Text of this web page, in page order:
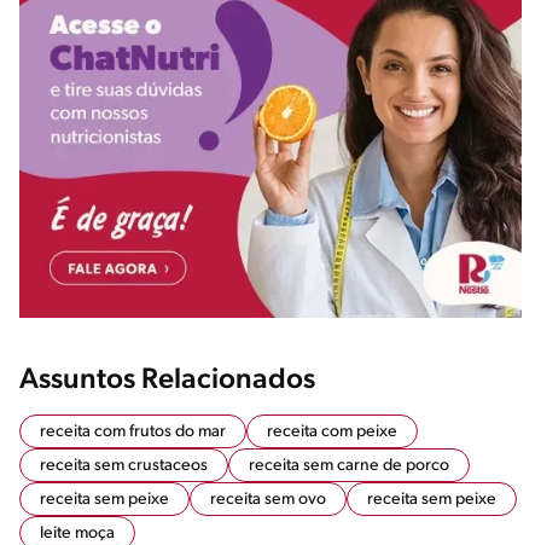
Assuntos Relacionados
receita com frutos do mar
receita com peixe
receita sem crustaceos
receita sem carne de porco
receita sem peixe
receita sem ovo
receita sem peixe
leite moça